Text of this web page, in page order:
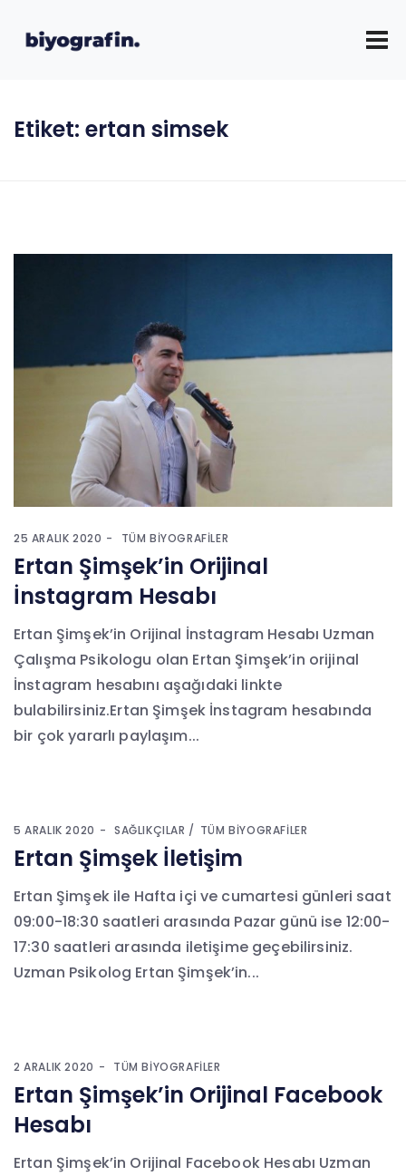
Etiket: ertan simsek
25 ARALIK 2020 TÜM BIYOGRAFILER
Ertan Şimşek’in Orijinal
İnstagram Hesabı
Ertan Şimşek’in Orijinal İnstagram Hesabı Uzman
Çalışma Psikologu olan Ertan Şimşek’in orijinal
İnstagram hesabını aşağıdaki linkte
bulabilirsiniz.Ertan Şimşek İnstagram hesabında
bir çok yararlı paylaşım...
5 ARALIK 2020 SAĞLIKÇILAR TÜM BIYOGRAFILER
Ertan Şimşek İletişim
Ertan Şimşek ile Hafta içi ve cumartesi günleri saat
09:00-18:30 saatleri arasında Pazar günü ise 12:00-
17:30 saatleri arasında iletişime geçebilirsiniz.
Uzman Psikolog Ertan Şimşek’in...
2 ARALIK 2020 TÜM BIYOGRAFILER
Ertan Şimşek’in Orijinal Facebook
Hesabı
Ertan Şimşek’in Orijinal Facebook Hesabı Uzman